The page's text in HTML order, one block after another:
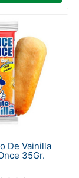
De Vainilla
35Gr.